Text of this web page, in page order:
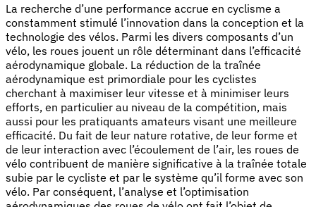
La recherche d’une performance accrue en cyclisme a
constamment stimulé l’innovation dans la conception et la
technologie des vélos. Parmi les divers composants d’un
vélo, les roues jouent un rôle déterminant dans l’efficacité
aérodynamique globale. La réduction de la traînée
aérodynamique est primordiale pour les cyclistes
cherchant à maximiser leur vitesse et à minimiser leurs
efforts, en particulier au niveau de la compétition, mais
aussi pour les pratiquants amateurs visant une meilleure
efficacité. Du fait de leur nature rotative, de leur forme et
de leur interaction avec l’écoulement de l’air, les roues de
vélo contribuent de manière significative à la traînée totale
subie par le cycliste et par le système qu’il forme avec son
vélo. Par conséquent, l’analyse et l’optimisation